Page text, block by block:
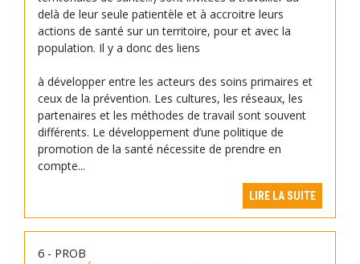
delà de leur seule patientèle et à accroitre leurs
actions de santé sur un territoire, pour et avec la
population. Il y a donc des liens
à développer entre les acteurs des soins primaires et
ceux de la prévention. Les cultures, les réseaux, les
partenaires et les méthodes de travail sont souvent
différents. Le développement d’une politique de
promotion de la santé nécessite de prendre en
compte...
LIRE LA SUITE
6 - PROB